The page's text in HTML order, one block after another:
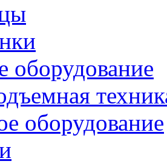
оборудование
оборудование